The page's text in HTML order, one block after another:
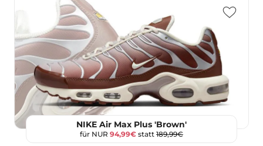
NIKE Air Max Plus 'Brown'
für NUR 94,99€ statt 189,99€